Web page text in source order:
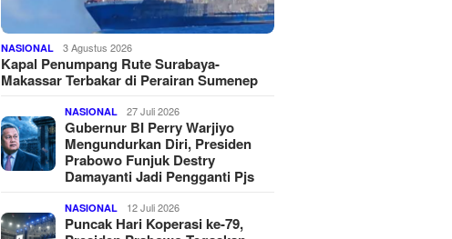
NASIONAL 3 Agustus 2026
Kapal Penumpang Rute Surabaya-
Makassar Terbakar di Perairan Sumenep
NASIONAL 27 Juli 2026
Gubernur BI Perry Warjiyo
Mengundurkan Diri, Presiden
Prabowo Funjuk Destry
Damayanti Jadi Pengganti Pjs
NASIONAL 12 Juli 2026
Puncak Hari Koperasi ke-79,